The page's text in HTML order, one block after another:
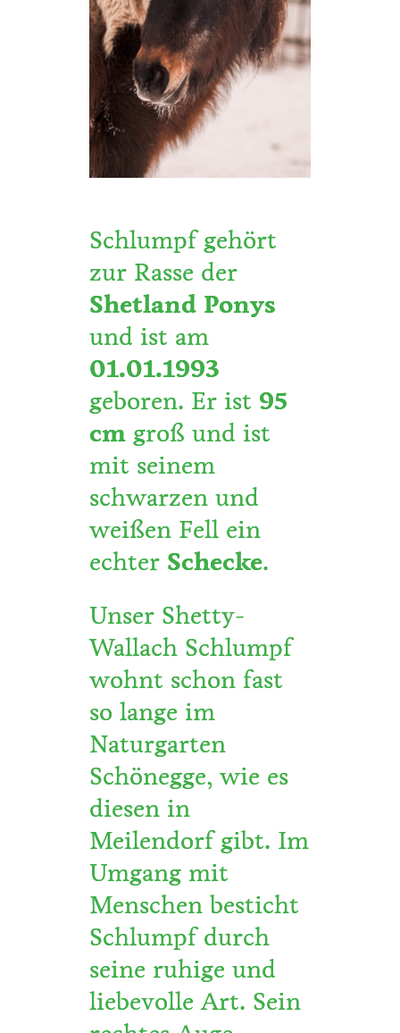
Schlumpf gehört
zur Rasse der
Shetland Ponys
und ist am
01.01.1993
geboren. Er ist 95
cm groß und ist
mit seinem
schwarzen und
weißen Fell ein
echter Schecke.
Unser Shetty-
Wallach Schlumpf
wohnt schon fast
so lange im
Naturgarten
Schönegge, wie es
diesen in
Meilendorf gibt. Im
Umgang mit
Menschen besticht
Schlumpf durch
seine ruhige und
liebevolle Art. Sein